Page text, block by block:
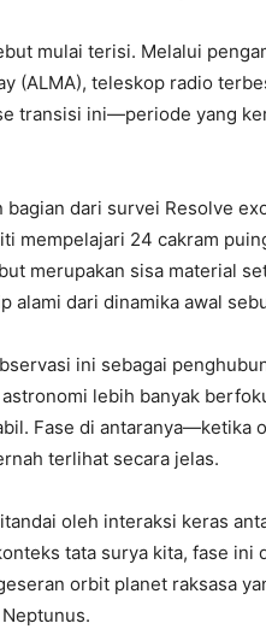
mulai terisi. Melalui
(ALMA), teleskop radio
transisi ini—periode yang
dari survei Resolve
mempelajari 24 cakram
merupakan sisa material
alami dari dinamika awal
ini sebagai
lebih banyak
Fase di antaranya—ketika
terlihat secara jelas.
oleh interaksi keras
tata surya kita, fase ini
orbit planet raksasa